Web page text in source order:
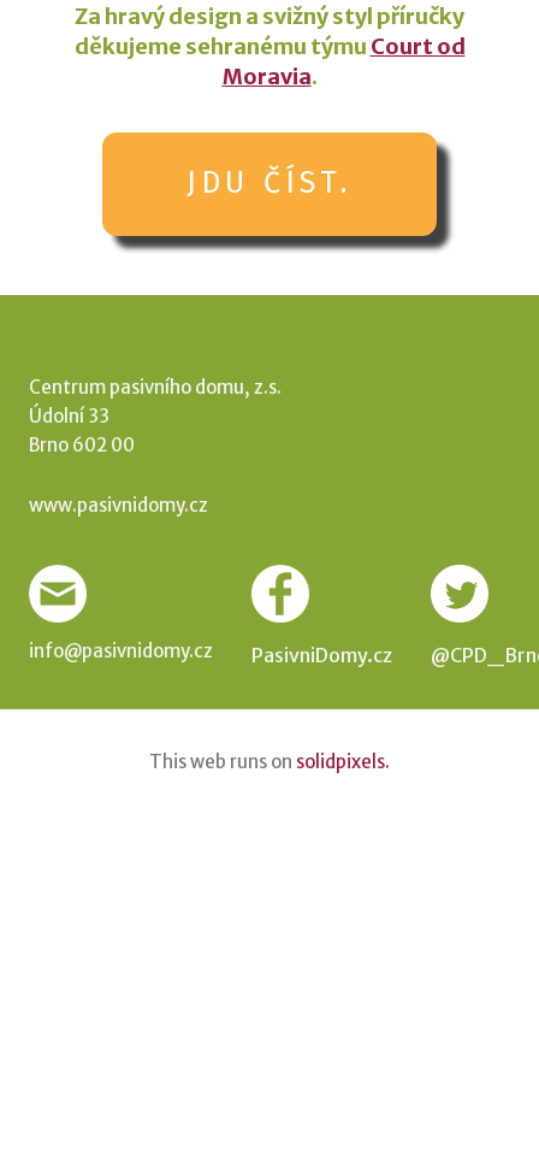
Za hravý design a svižný styl příručky
děkujeme sehranému týmu Court od
Moravia.
JDU ČÍST.
Centrum pasivního domu, z.s.
Údolní 33
Brno 602 00
www.pasivnidomy.cz
info@pasivnidomy.cz PasivniDomy.cz
This web runs on solidpixels.